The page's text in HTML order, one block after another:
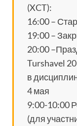
(XCT):
16:00 –
19:00 –
20:00
Turshavel
в
4 мая
9:00-10:00
(для